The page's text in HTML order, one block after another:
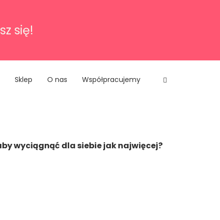
się!
Sklep O nas Współpracujemy
wyciągnąć dla siebie jak najwięcej?